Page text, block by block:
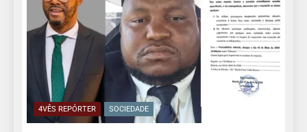
4VÊS REPÓRTER SOCIEDADE